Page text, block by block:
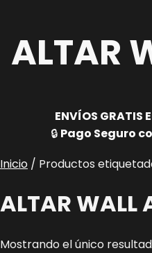
ALTAR
ENVÍOS GRATIS
🔒 Pago Seguro
Inicio / Productos
ALTAR WALL
Mostrando el único